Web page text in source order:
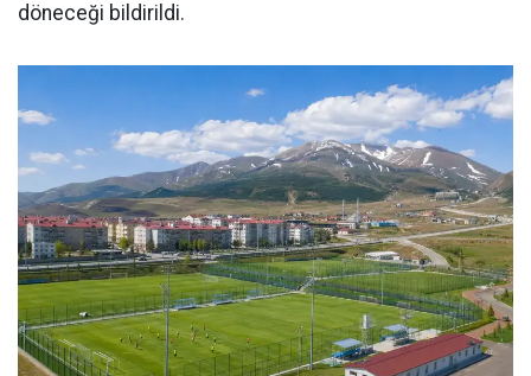
döneceği bildirildi.